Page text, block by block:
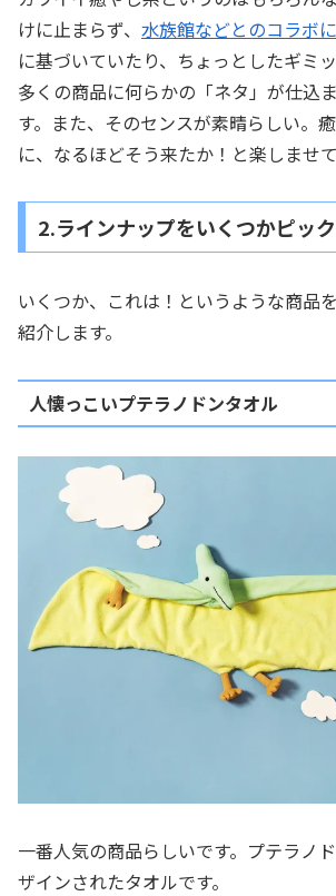
けに止まらず、 水族館などとのコラボ
に基づいていたり、ちょっとしたギミ
多くの商品に何らかの「ネタ」が仕込
す。また、そのセンスが素晴らしい。
に、なるほどそう来たか！と楽しませて
2.ラインナップをいくつかピッ
いくつか、これは！というような商品
紹介します。
人懐っこいプテラノドンタオル
一番人気の商品らしいです。プテラノ
ザインされたタオルです。